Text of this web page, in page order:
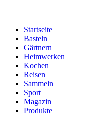
Startseite
Basteln
Gärtnern
Heimwerken
Kochen
Reisen
Sammeln
Sport
Magazin
Produkte